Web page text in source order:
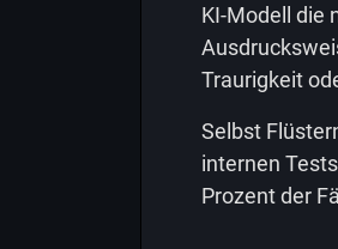
KI-Modell die
Traurigkeit
Selbst
internen
Prozent der